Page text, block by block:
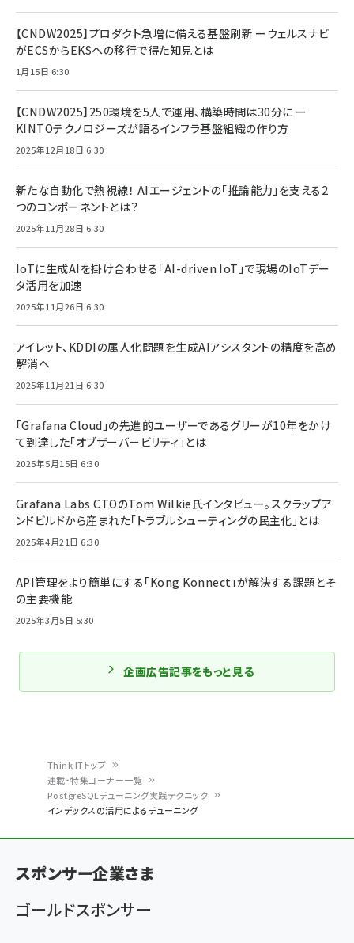
く
ず
Think ITトップ
連載・特集コーナー一覧
PostgreSQLチューニング実践テクニック
インデックスの活用によるチューニング
【CNDW2025】プロダクト急増に備える基盤刷新 ーウェルスナビ
がECSからEKSへの移行で得た知見とは
1月15日 6:30
【CNDW2025】250環境を5人で運用、構築時間は30分に ー
KINTOテクノロジーズが語るインフラ基盤組織の作り方
2025年12月18日 6:30
新たな自動化で熱視線！ AIエージェントの「推論能力」を支える2
つのコンポーネントとは？
2025年11月28日 6:30
IoTに生成AIを掛け合わせる「AI-driven IoT」で現場のIoTデー
タ活用を加速
2025年11月26日 6:30
アイレット、KDDIの属人化問題を生成AIアシスタントの精度を高め
解消へ
2025年11月21日 6:30
「Grafana Cloud」の先進的ユーザーであるグリーが10年をかけ
て到達した「オブザーバービリティ」とは
2025年5月15日 6:30
Grafana Labs CTOのTom Wilkie氏インタビュー。スクラップア
ンドビルドから産まれた「トラブルシューティングの民主化」とは
2025年4月21日 6:30
API管理をより簡単にする「Kong Konnect」が解決する課題とそ
の主要機能
2025年3月5日 5:30
企画広告記事をもっと見る
スポンサー企業さま
ゴールドスポンサー